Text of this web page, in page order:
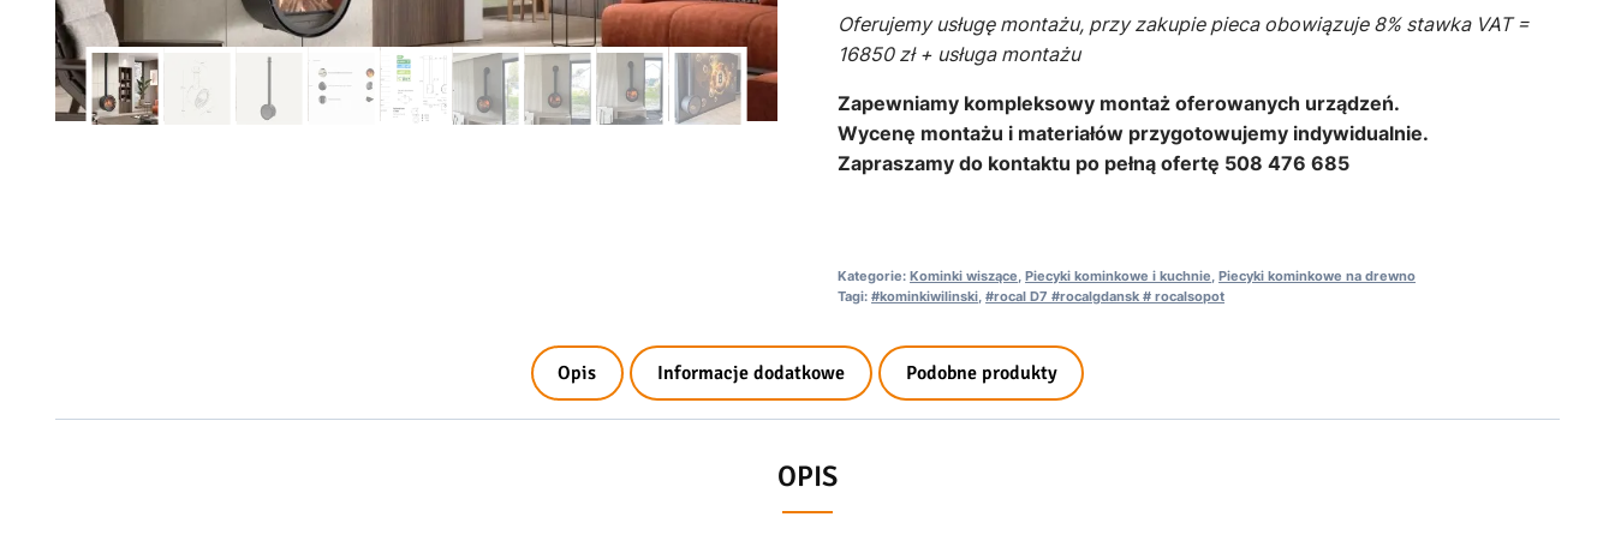
Oferujemy usługę montażu, przy zakupie pieca obowiązuje 8% stawka VAT =
16850 zł + usługa montażu
Zapewniamy kompleksowy montaż oferowanych urządzeń.
Wycenę montażu i materiałów przygotowujemy indywidualnie.
Zapraszamy do kontaktu po pełną ofertę 508 476 685
Kategorie:Kominki wiszące ,Piecyki kominkowe i kuchnie ,Piecyki kominkowe na drewno
Tagi:#kominkiwilinski ,#rocal D7 #rocalgdansk # rocalsopot
Opis Informacje dodatkowe Podobne produkty
OPIS